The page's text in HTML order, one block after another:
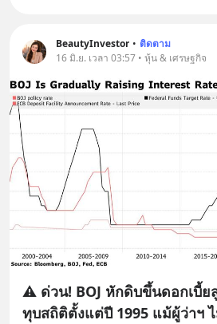
BeautyInvestor • ติดตาม
16 มิ.ย. เวลา 03:57 • หุ้น & เศรษฐกิจ
⚠️ ด่วน! BOJ หักดิบขึ้นดอกเบี้ย
ทุบสถิติตั้งแต่ปี 1995 แม้ผู้ว่าฯ